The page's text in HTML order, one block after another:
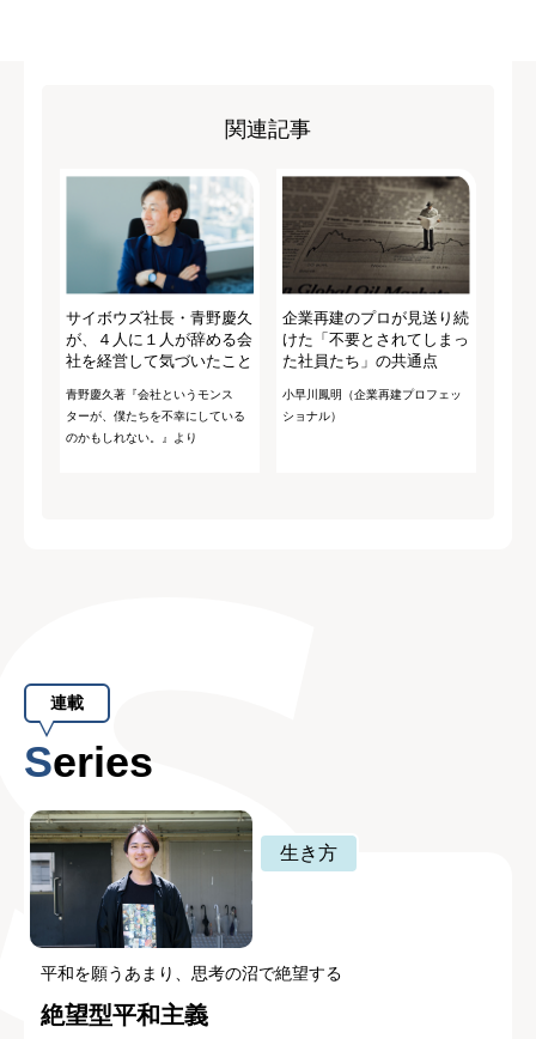
関連記事
サイボウズ社長・青野慶久
が、４人に１人が辞める会
社を経営して気づいたこと
青野慶久著『会社というモンス
ターが、僕たちを不幸にしている
のかもしれない。』より
企業再建のプロが見送り続
けた「不要とされてしまっ
た社員たち」の共通点
小早川鳳明（企業再建プロフェッ
ショナル）
連載
Series
生き方
平和を願うあまり、思考の沼で絶望する
絶望型平和主義